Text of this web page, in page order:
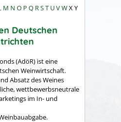
M N O P Q RST UVWX Y
Deutschen
(AdöR) ist eine
Weinwirtschaft.
Absatz des Weines
wettbewerbsneutrale
im In- und